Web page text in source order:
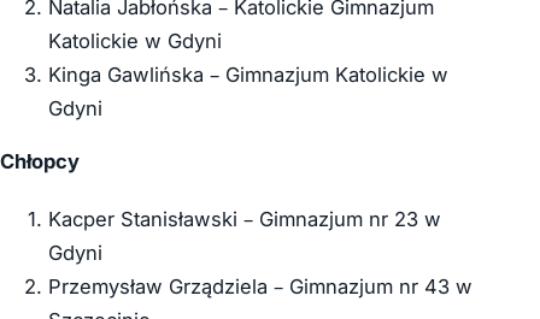
Natalia Jabłońska – Katolickie Gimnazjum
Katolickie w Gdyni
Kinga Gawlińska – Gimnazjum Katolickie w
Gdyni
Chłopcy
Kacper Stanisławski – Gimnazjum nr 23 w
Gdyni
Przemysław Grządziela – Gimnazjum nr 43 w